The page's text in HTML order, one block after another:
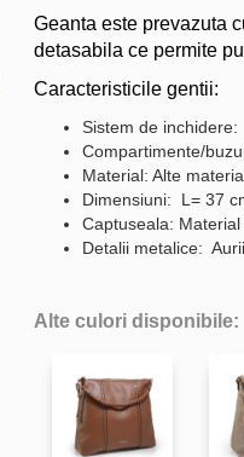
Geanta este prevazuta
detasabila ce permite
Caracteristicile gentii:
Sistem de
Compartimente/
Material: Alte
Dimensiuni: L= 37
Captuseala: Material
Detalii metalice: Aurii
Alte culori disponibile: